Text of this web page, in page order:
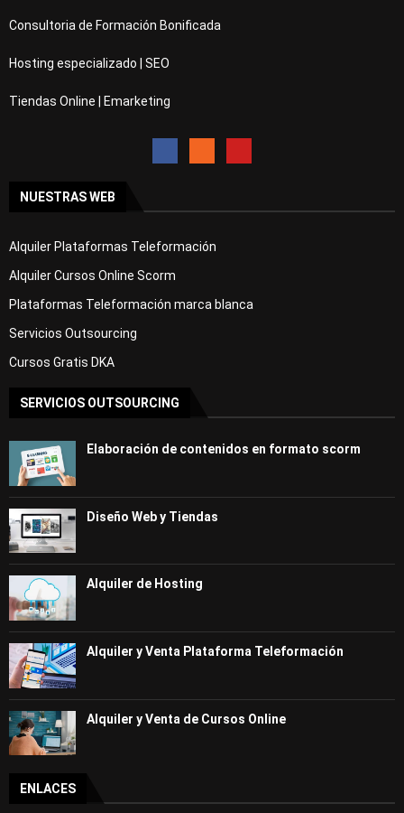
Consultoria de Formación Bonificada
Hosting especializado | SEO
Tiendas Online | Emarketing
NUESTRAS WEB
Alquiler Plataformas Teleformación
Alquiler Cursos Online Scorm
Plataformas Teleformación marca blanca
Servicios Outsourcing
Cursos Gratis DKA
SERVICIOS OUTSOURCING
Elaboración de contenidos en formato scorm
Diseño Web y Tiendas
Alquiler de Hosting
Alquiler y Venta Plataforma Teleformación
Alquiler y Venta de Cursos Online
ENLACES